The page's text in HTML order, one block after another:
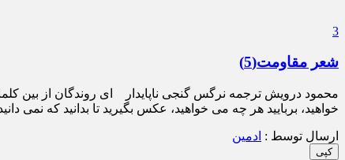
3
شعر مقاومت(5)
محمود درویش ترجمه نرگس گنجی ناپایدار ای روندگان از بین
خواهید، بربایید هر چه می خواهید، عکس بگیرید تا بدانید که نمی
ارسال توسط : ادمین
کپی